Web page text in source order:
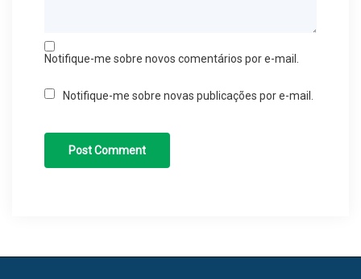
Notifique-me sobre novos comentários por e-mail.
Notifique-me sobre novas publicações por e-mail.